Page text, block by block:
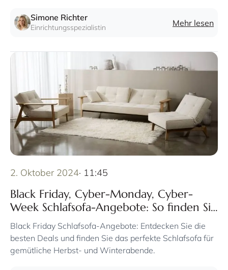
Simone Richter
Einrichtungsspezialistin Mehr lesen
2. Oktober 2024· 11:45
Black Friday, Cyber-Monday, Cyber-
Week Schlafsofa-Angebote: So finden Sie
am Black Friday das perfekte Schlafsofa
zum günstigen Preis
Black Friday Schlafsofa-Angebote: Entdecken Sie die
besten Deals und finden Sie das perfekte Schlafsofa für
gemütliche Herbst- und Winterabende.